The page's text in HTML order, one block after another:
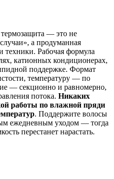
— это не
а продуманная
техники. Рабочая формула
катионных кондиционерах,
поддержке. Формат
температуру — по
— секционно и равномерно,
потока. Никаких
работы по влажной пряди
. Поддержите волосы
ежедневным уходом — тогда
перестанет нарастать.